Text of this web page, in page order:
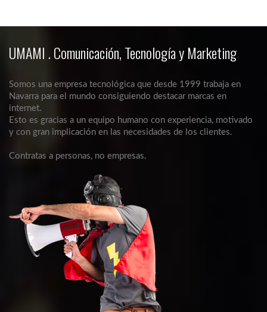
UMAMI . Comunicación, Tecnología y Marketing
Somos una empresa tecnológica que desde 1999 trabaja en
Navarra para el mundo consiguiendo destacar marcas en
internet.
Esto es gracias a un equipo humano con experiencia, motivado
y con gran implicación en las necesidades de los clientes.
Contratas a personas, no empresas.